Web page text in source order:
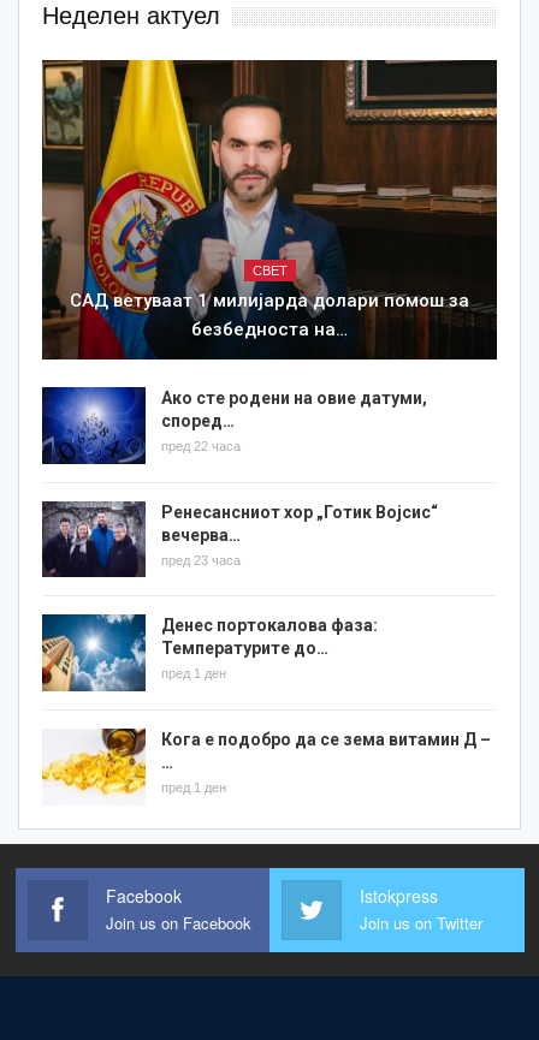
Неделен актуел
СВЕТ
САД ветуваат 1 милијарда долари помош за
безбедноста на…
Ако сте родени на овие датуми,
според…
пред 22 часа
Ренесансниот хор „Готик Војсис“
вечерва…
пред 23 часа
Денес портокалова фаза:
Температурите до…
пред 1 ден
Кога е подобро да се зема витамин Д –
…
пред 1 ден
Facebook
Join us on Facebook
Istokpress
Join us on Twitter